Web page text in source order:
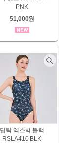
PNK
51,000원
딥틱 엑스백 블랙
RSLA410 BLK